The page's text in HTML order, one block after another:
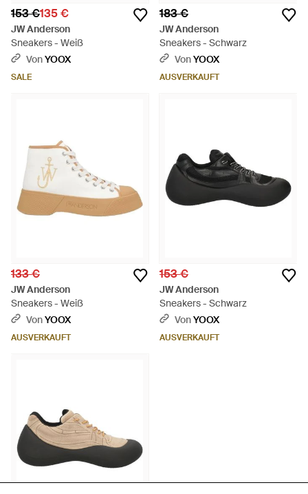
153 €135 €
JW Anderson
Sneakers - Weiß
VonYOOX
SALE
183 €
JW Anderson
Sneakers - Schwarz
VonYOOX
AUSVERKAUFT
133 €
JW Anderson
Sneakers - Weiß
VonYOOX
AUSVERKAUFT
153 €
JW Anderson
Sneakers - Schwarz
VonYOOX
AUSVERKAUFT